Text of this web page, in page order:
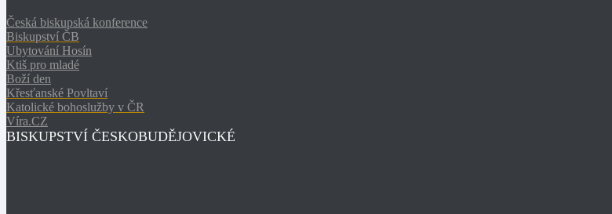
Česká biskupská konference
Biskupství ČB
Ubytování Hosín
Ktiš pro mladé
Boží den
Křesťanské Povltaví
Katolické bohoslužby v ČR
Víra.CZ
BISKUPSTVÍ ČESKOBUDĚJOVICKÉ